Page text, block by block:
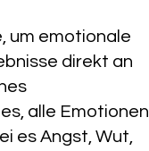
um emotionale
direkt an
alle Emotionen,
es Angst, Wut,